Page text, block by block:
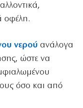
οφέλη.
νερού ανάλογα
ώστε να
όσο και από